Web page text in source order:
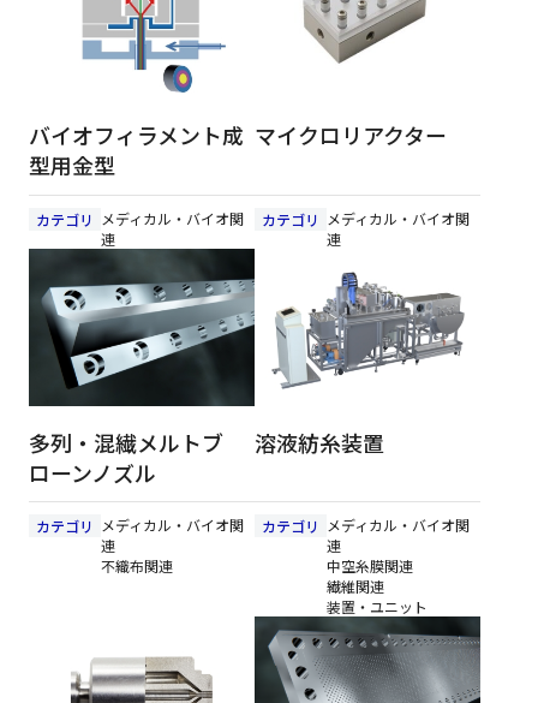
バイオフィラメント成
型用金型
カテゴリ
メディカル・バイオ関
連
マイクロリアクター
カテゴリ
メディカル・バイオ関
連
多列・混繊メルトブ
ローンノズル
カテゴリ
メディカル・バイオ関
連
不織布関連
溶液紡糸装置
カテゴリ
メディカル・バイオ関
連
中空糸膜関連
繊維関連
装置・ユニット